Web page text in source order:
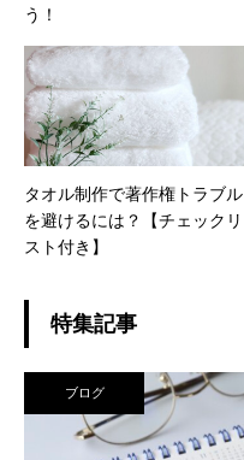
う！
タオル制作で著作権トラブル
を避けるには？【チェックリ
スト付き】
特集記事
ブログ